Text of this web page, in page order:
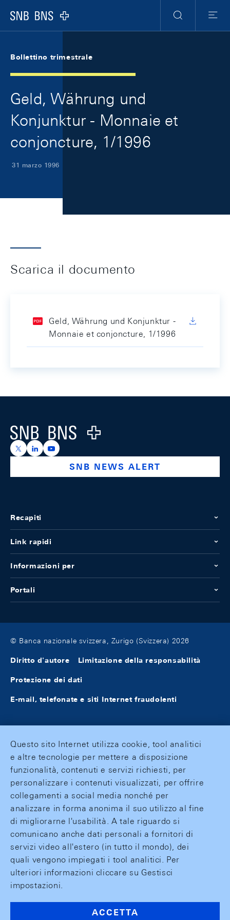
Logo
Ricerca
Menu
Bollettino trimestrale
Geld, Währung und
Konjunktur - Monnaie et
conjoncture, 1/1996
31 marzo 1996
Scarica il documento
Geld, Währung und Konjunktur -
Monnaie et conjoncture, 1/1996
Logo
https://x.com/snb_bns
https://ch.linkedin.com/company/swiss-national-
https://www.youtube.com/@swissnationalbank
SNB NEWS ALERT
Recapiti
Link rapidi
Informazioni per
Portali
© Banca nazionale svizzera, Zurigo (Svizzera) 2026
Diritto d'autore Limitazione della responsabilità
Protezione dei dati
E-mail, telefonate e siti Internet fraudolenti
Questo sito Internet utilizza cookie, tool analitici
e altre tecnologie per mettere a disposizione
funzionalità, contenuti e servizi richiesti, per
personalizzare i contenuti visualizzati, per offrire
collegamenti a social media nonché per
analizzare in forma anonima il suo utilizzo al fine
di migliorarne l'usabilità. A tale riguardo si
comunicano anche dati personali a fornitori di
servizi video all'estero (in tutto il mondo), dei
quali vengono impiegati i tool analitici. Per
ulteriori informazioni cliccare su Gestisci
impostazioni.
ACCETTA